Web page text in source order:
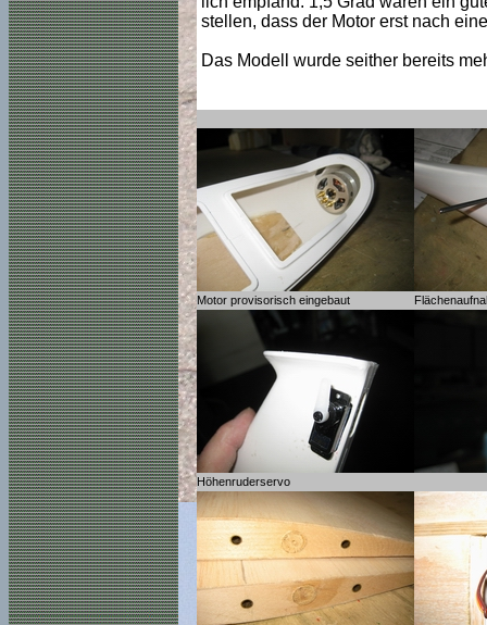
stellen, dass der Motor erst nach
Das Modell wurde seither bereits
Motor provisorisch eingebaut
Höhenruderservo